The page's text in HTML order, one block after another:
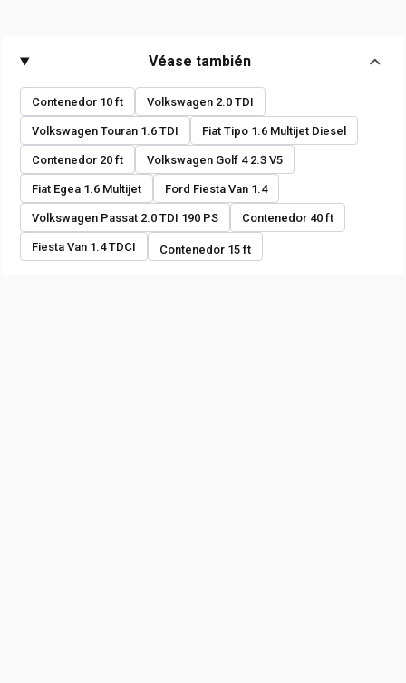
Véase también
Contenedor 10 ft Volkswagen 2.0 TDI
Volkswagen Touran 1.6 TDI Fiat Tipo 1.6 Multijet Diesel
Contenedor 20 ft Volkswagen Golf 4 2.3 V5
Fiat Egea 1.6 Multijet Ford Fiesta Van 1.4
Volkswagen Passat 2.0 TDI 190 PS Contenedor 40 ft
Fiesta Van 1.4 TDCI Contenedor 15 ft